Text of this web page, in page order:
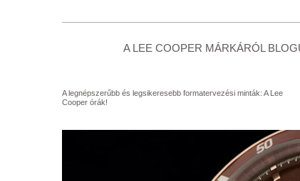
A LEE COOPER MÁRKÁRÓL
A legnépszerűbb és legsikeresebb formatervezési minták: A Lee
Cooper órák!